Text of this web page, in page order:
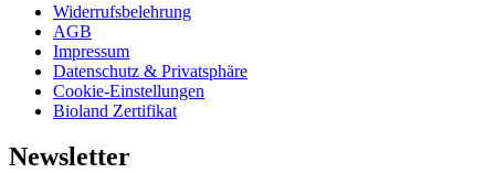
Widerrufsbelehrung
AGB
Impressum
Datenschutz & Privatsphäre
Cookie-Einstellungen
Bioland Zertifikat
Newsletter